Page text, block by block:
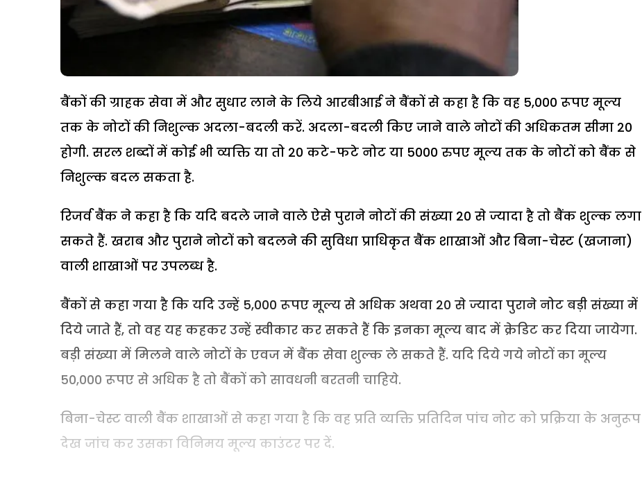
बैंकों की ग्राहक सेवा में और सुधार लाने के लिये आरबीआई ने बैंकों से कहा है कि वह 5,000 रूपए मूल्य
तक के नोटों की निशुल्क अदला-बदली करें. अदला-बदली किए जाने वाले नोटों की अधिकतम सीमा 20
होगी. सरल शब्दों में कोई भी व्यक्ति या तो 20 कटे-फटे नोट या 5000 रुपए मूल्य तक के नोटों को बैंक से
निशुल्क बदल सकता है.
रिजर्व बैंक ने कहा है कि यदि बदले जाने वाले ऐसे पुराने नोटों की संख्या 20 से ज्यादा है तो बैंक शुल्क लगा
सकते हैं. खराब और पुराने नोटों को बदलने की सुविधा प्राधिकृत बैंक शाखाओं और बिना-चेस्ट (खजाना)
वाली शाखाओं पर उपलब्ध है.
बैंकों से कहा गया है कि यदि उन्हें 5,000 रूपए मूल्य से अधिक अथवा 20 से ज्यादा पुराने नोट बड़ी संख्या में
दिये जाते हैं, तो वह यह कहकर उन्हें स्वीकार कर सकते हैं कि इनका मूल्य बाद में क्रेडिट कर दिया जायेगा.
बड़ी संख्या में मिलने वाले नोटों के एवज में बैंक सेवा शुल्क ले सकते हैं. यदि दिये गये नोटों का मूल्य
50,000 रूपए से अधिक है तो बैंकों को सावधनी बरतनी चाहिये.
बिना-चेस्ट वाली बैंक शाखाओं से कहा गया है कि वह प्रति व्यक्ति प्रतिदिन पांच नोट को प्रक्रिया के अनुरूप
देख जांच कर उसका विनिमय मूल्य काउंटर पर दें.